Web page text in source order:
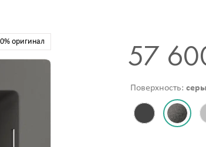
оригинал 57
Поверхность: